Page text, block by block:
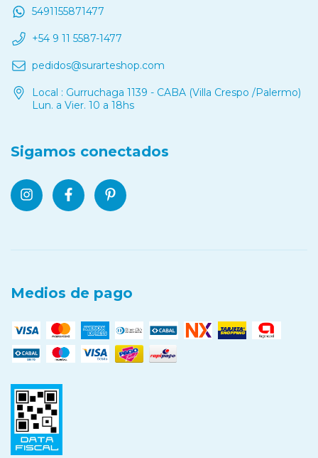
5491155871477
+54 9 11 5587-1477
pedidos@surarteshop.com
Local : Gurruchaga 1139 - CABA (Villa Crespo /Palermo)
Lun. a Vier. 10 a 18hs
Sigamos conectados
Medios de pago